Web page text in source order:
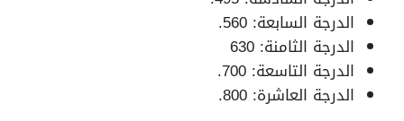
الدرجة السابعة: 560.
الدرجة الثامنة: 630
الدرجة التاسعة: 700.
الدرجة العاشرة: 800.